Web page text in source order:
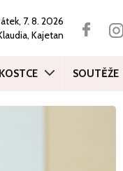
7. 8. 2026
Kajetan
SOUTĚŽE